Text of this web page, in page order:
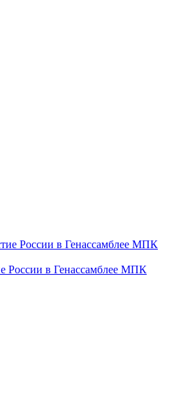
России в Генассамблее МПК